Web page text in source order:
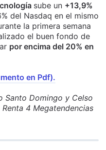
sube un +13,9%
del Nasdaq en el mismo
la primera semana
el buen fondo de
por encima del 20% en
en Pdf).
Santo Domingo y Celso
4 Megatendencias